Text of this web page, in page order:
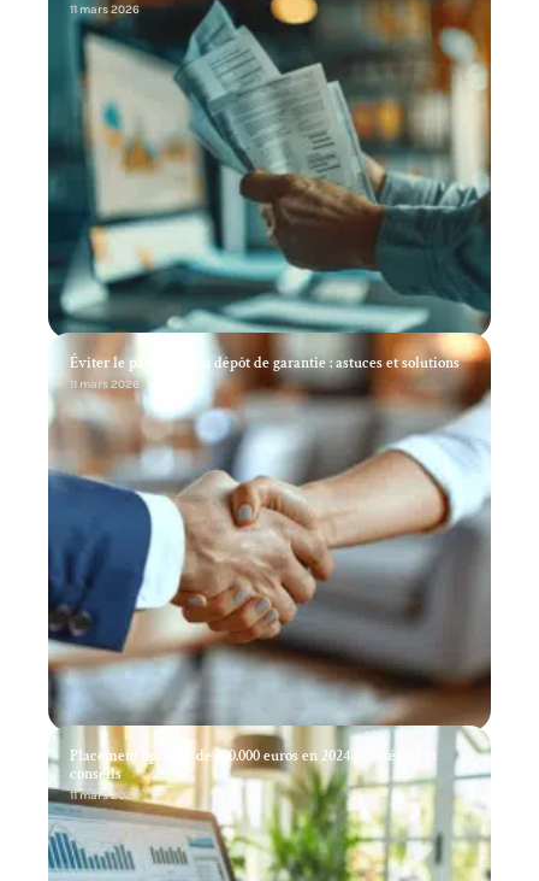
11 mars 2026
Éviter le paiement du dépôt de garantie : astuces et solutions
11 mars 2026
Placement optimal de 100.000 euros en 2024 : stratégies et
conseils
11 mars 2026